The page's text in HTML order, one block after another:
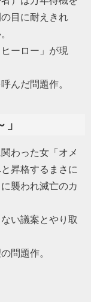
目に耐えきれ
ーロー」が現
んだ問題作。
わった女「オメ
昇格するまさに
襲われ滅亡のカ
い議案とやり取
問題作。